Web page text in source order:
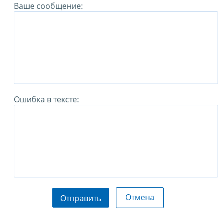
Ваше сообщение:
Ошибка в тексте:
Отправить Отмена